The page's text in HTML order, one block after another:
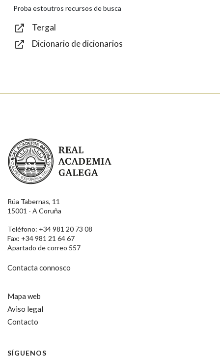
Texto de verificación
Proba estoutros recursos de busca
Tergal
Dicionario de dicionarios
Real Academia Galega
Rúa Tabernas, 11
15001 - A Coruña
Teléfono: +34 981 20 73 08
Fax: +34 981 21 64 67
Apartado de correo 557
Contacta connosco
Mapa web
Aviso legal
Contacto
SÍGUENOS